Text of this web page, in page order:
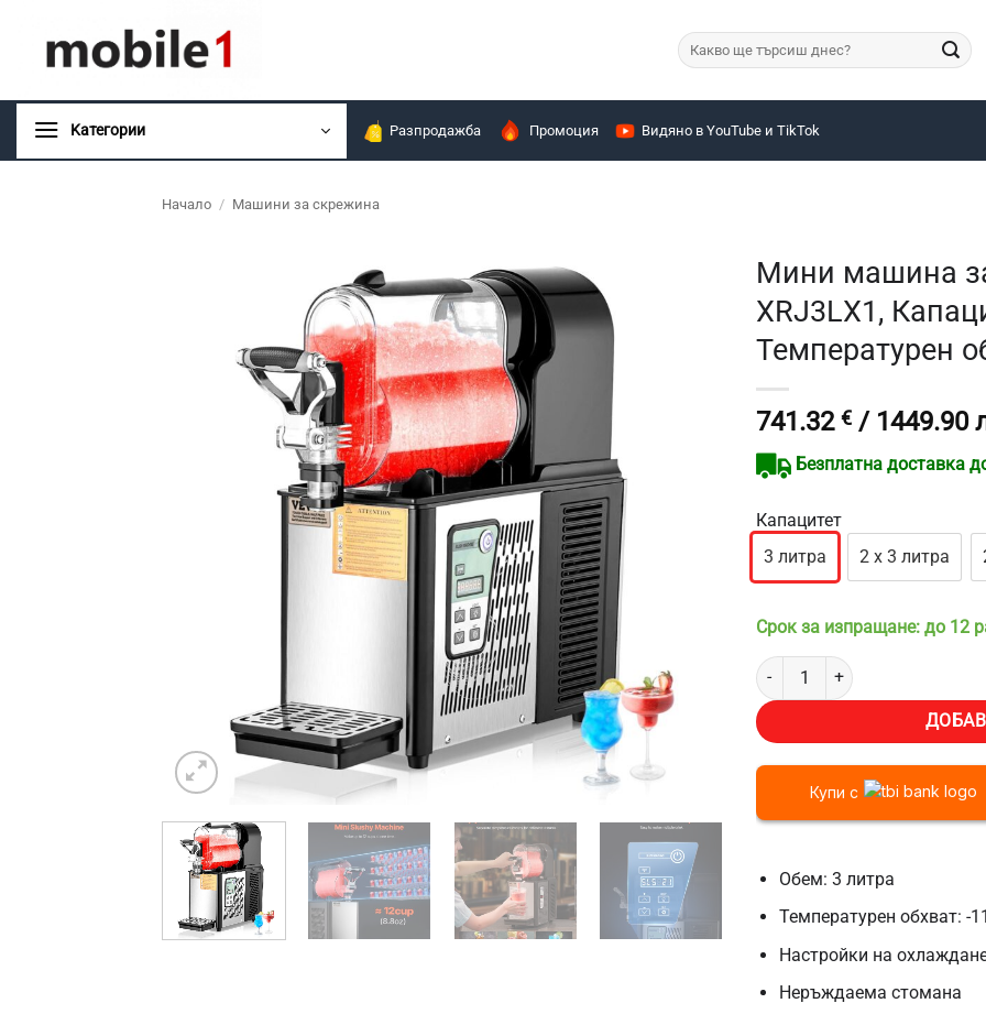
content
Търсене
за:
Kатегории Разпродажба Промоция Видяно в YouTube и TikTok
Начало / Машини за скрежина
Мини машина
XRJ3LX1,
Температурен
741.32 € / 1449.90
Безплатна доставка
Капацитет
3 литра
2 х 3 литра
Срок за изпращане: до 12
количество за Мини машина
Купи с
Обем: 3 литра
Температурен обхват:
Настройки на
Неръждаема стомана